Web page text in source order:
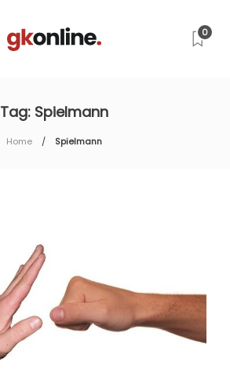
0
Tag: Spielmann
Home Spielmann